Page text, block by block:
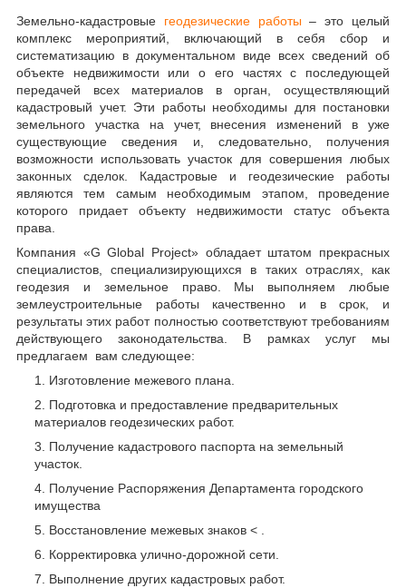
Земельно-кадастровые геодезические работы– это целый
комплекс мероприятий, включающий в себя сбор и
систематизацию в документальном виде всех сведений об
объекте недвижимости или о его частях с последующей
передачей всех материалов в орган, осуществляющий
кадастровый учет. Эти работы необходимы для постановки
земельного участка на учет, внесения изменений в уже
существующие сведения и, следовательно, получения
возможности использовать участок для совершения любых
законных сделок. Кадастровые и геодезические работы
являются тем самым необходимым этапом, проведение
которого придает объекту недвижимости статус объекта
права.
Компания «G Global Project» обладает штатом прекрасных
специалистов, специализирующихся в таких отраслях, как
геодезия и земельное право. Мы выполняем любые
землеустроительные работы качественно и в срок, и
результаты этих работ полностью соответствуют требованиям
действующего законодательства. В рамках услуг мы
предлагаем
вам следующее:
Изготовление межевого плана.
Подготовка и предоставление предварительных
материалов геодезических работ.
Получение кадастрового паспорта на земельный
участок.
Получение Распоряжения Департамента городского
имущества
Восстановление межевых знаков < .
Корректировка улично-дорожной сети.
Выполнение других кадастровых работ.